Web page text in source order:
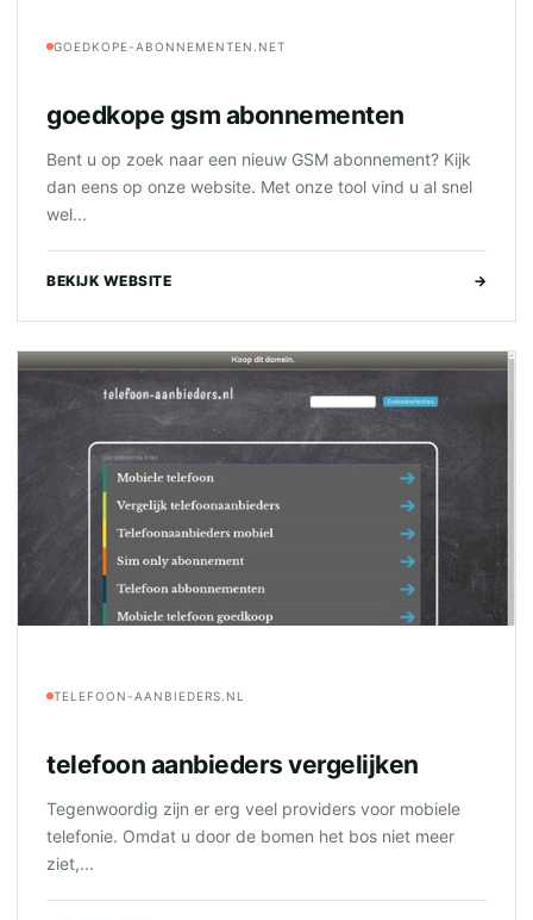
GOEDKOPE-ABONNEMENTEN.NET
goedkope gsm abonnementen
Bent u op zoek naar een nieuw GSM abonnement? Kijk
dan eens op onze website. Met onze tool vind u al snel
wel...
BEKIJK WEBSITE →
TELEFOON-AANBIEDERS.NL
telefoon aanbieders vergelijken
Tegenwoordig zijn er erg veel providers voor mobiele
telefonie. Omdat u door de bomen het bos niet meer
ziet,...